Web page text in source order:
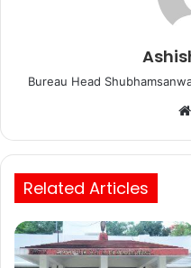
Bureau Head
Related Articles